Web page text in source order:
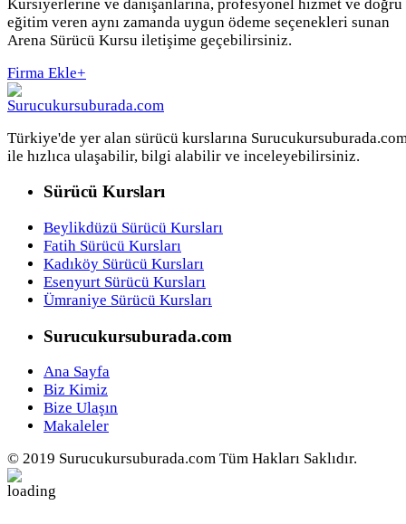
Kursiyerlerine ve danışanlarına, profesyonel hizmet ve doğru
eğitim veren aynı zamanda uygun ödeme seçenekleri sunan
Arena Sürücü Kursu iletişime geçebilirsiniz.
Firma Ekle+
Türkiye'de yer alan sürücü kurslarına
ile hızlıca ulaşabilir, bilgi alabilir ve inceleyebilirsiniz.
Sürücü Kursları
Beylikdüzü Sürücü Kursları
Fatih Sürücü Kursları
Kadıköy Sürücü Kursları
Esenyurt Sürücü Kursları
Ümraniye Sürücü Kursları
Surucukursuburada.com
Ana Sayfa
Biz Kimiz
Bize Ulaşın
Makaleler
© 2019 Surucukursuburada.com Tüm Hakları Saklıdır.